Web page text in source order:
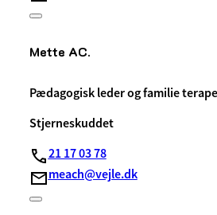
Mette AC.
Pædagogisk leder og familie
Stjerneskuddet
21 17 03 78
meach@vejle.dk